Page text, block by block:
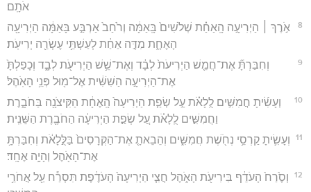
אֹתָֽם׃
8
אֹ֣רֶךְ ׀ הַיְרִיעָ֣ה הָֽאַחַ֗ת שְׁלֹשִׁים֙ בָּֽאַמָּ֔ה וְרֹ֙חַב֙ אַרְבַּ֣ע בָּאַמָּ֔ה הַיְרִיעָ֖ה
הָאֶחָ֑ת מִדָּ֣ה אַחַ֔ת לְעַשְׁתֵּ֥י עֶשְׂרֵ֖ה יְרִיעֹֽת׃
9
וְחִבַּרְתָּ֞ אֶת־חֲמֵ֤שׁ הַיְרִיעֹת֙ לְבָ֔ד וְאֶת־שֵׁ֥שׁ הַיְרִיעֹ֖ת לְבָ֑ד וְכָפַלְתָּ֙
אֶת־הַיְרִיעָ֣ה הַשִּׁשִּׁ֔ית אֶל־מ֖וּל פְּנֵ֥י הָאֹֽהֶל׃
10
וְעָשִׂ֜יתָ חֲמִשִּׁ֣ים לֻֽלָאֹ֗ת עַ֣ל שְׂפַ֤ת הַיְרִיעָה֙ הָֽאֶחָ֔ת הַקִּיצֹנָ֖ה בַּחֹבָ֑רֶת
וַחֲמִשִּׁ֣ים לֻֽלָאֹ֗ת עַ֚ל שְׂפַ֣ת הַיְרִיעָ֔ה הַחֹבֶ֖רֶת הַשֵּׁנִֽית׃
11
וְעָשִׂ֛יתָ קַרְסֵ֥י נְחֹ֖שֶׁת חֲמִשִּׁ֑ים וְהֵבֵאתָ֤ אֶת־הַקְּרָסִים֙ בַּלֻּ֣לָאֹ֔ת וְחִבַּרְתָּ֥
אֶת־הָאֹ֖הֶל וְהָיָ֥ה אֶחָֽד׃
12
וְסֶ֙רַח֙ הָעֹדֵ֔ף בִּירִיעֹ֖ת הָאֹ֑הֶל חֲצִ֤י הַיְרִיעָה֙ הָעֹדֶ֔פֶת תִּסְרַ֕ח עַ֖ל אֲחֹרֵ֥י